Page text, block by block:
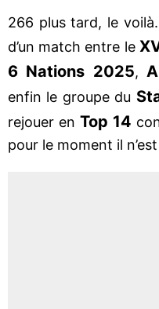
266 plus tard, le
d’un match entre le
6 Nations 2025,
enfin le groupe du
rejouer enTop 14
pour le moment il